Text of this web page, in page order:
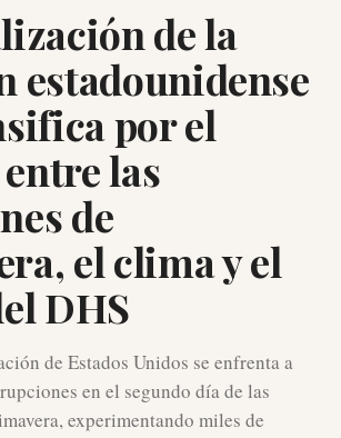
de la
estadounidense
por el
las
de
el clima y el
DHS
de Estados Unidos se enfrenta a
en el segundo día de las
experimentando miles de